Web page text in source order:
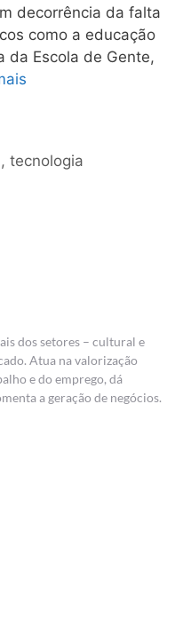
decorrência da falta
como a educação
da Escola de Gente,
,tecnologia
dos setores – cultural e
Atua na valorização
e do emprego, dá
a geração de negócios.